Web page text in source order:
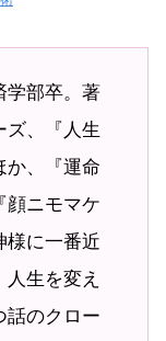
学部卒。著
ズ、『人生
か、『運命
顔ニモマケ
様に一番近
生を変え
話のクロー